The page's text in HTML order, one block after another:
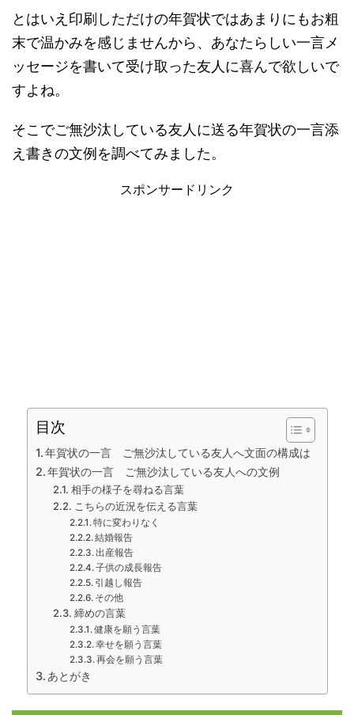
とはいえ印刷しただけの年賀状ではあまりにもお粗
末で温かみを感じませんから、あなたらしい一言メ
ッセージを書いて受け取った友人に喜んで欲しいで
すよね。
そこでご無沙汰している友人に送る年賀状の一言添
え書きの文例を調べてみました。
スポンサードリンク
目次
年賀状の一言 ご無沙汰している友人へ文面の構成は
年賀状の一言 ご無沙汰している友人への文例
相手の様子を尋ねる言葉
こちらの近況を伝える言葉
特に変わりなく
結婚報告
出産報告
子供の成長報告
引越し報告
その他
締めの言葉
健康を願う言葉
幸せを願う言葉
再会を願う言葉
あとがき